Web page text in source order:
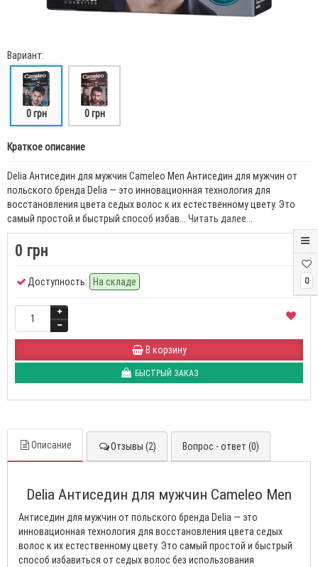
0
Вариант:
0 грн 0 грн
Краткое описание
Delia Антиседин для мужчин Cameleo Men Антиседин для мужчин от
польского бренда Delia — это инновационная технология для
восстановления цвета седых волос к их естественному цвету. Это
самый простой и быстрый способ избав... Читать далее...
0 грн
Доступность: На складе
В корзину
БЫСТРЫЙ ЗАКАЗ
Описание Отзывы (2) Вопрос - ответ (0)
Delia Антиседин для мужчин Cameleo Men
Антиседин для мужчин от польского бренда Delia — это
инновационная технология для восстановления цвета седых
волос к их естественному цвету. Это самый простой и быстрый
способ избавиться от седых волос без использования